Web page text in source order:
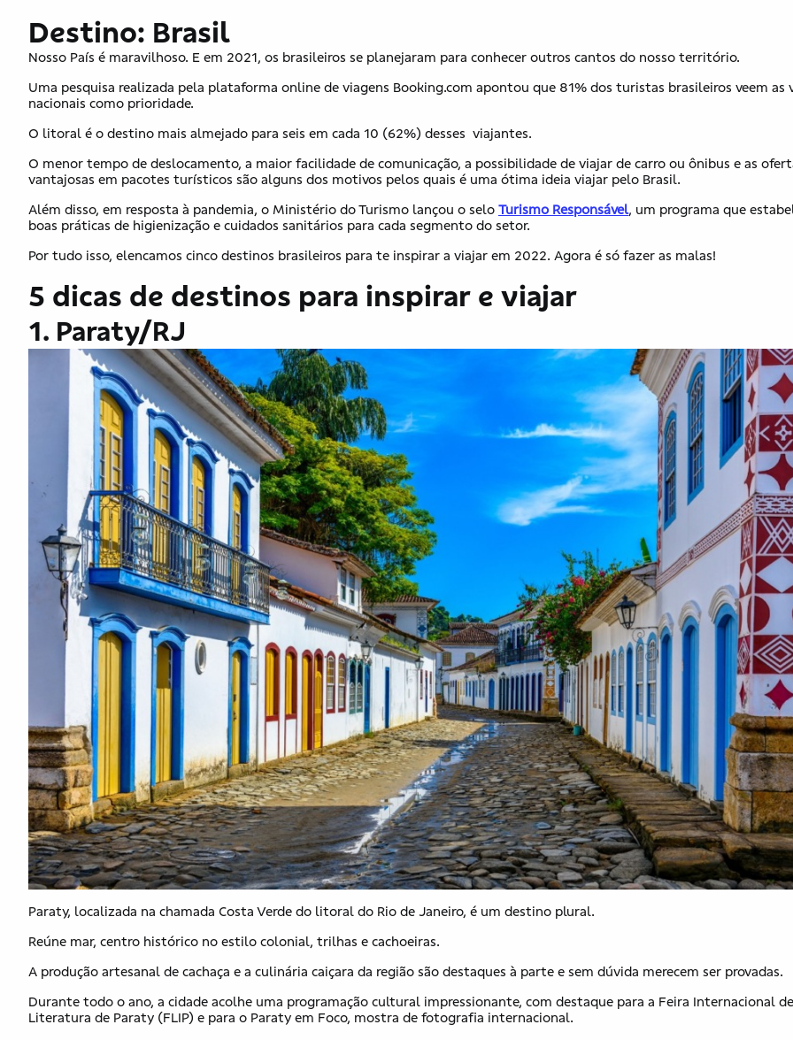
Destino: Brasil
Nosso País é maravilhoso. E em 2021, os brasileiros se planejaram para conhecer outros cantos do nosso território.
Uma pesquisa realizada pela plataforma online de viagens Booking.com apontou que 81% dos turistas brasileiros veem as
nacionais como prioridade.
O litoral é o destino mais almejado para seis em cada 10 (62%) desses viajantes.
O menor tempo de deslocamento, a maior facilidade de comunicação, a possibilidade de viajar de carro ou ônibus e as
vantajosas em pacotes turísticos são alguns dos motivos pelos quais é uma ótima ideia viajar pelo Brasil.
Além disso, em resposta à pandemia, o Ministério do Turismo lançou o selo Turismo Responsável, um programa que
boas práticas de higienização e cuidados sanitários para cada segmento do setor.
Por tudo isso, elencamos cinco destinos brasileiros para te inspirar a viajar em 2022. Agora é só fazer as malas!
5 dicas de destinos para inspirar e viajar
1. Paraty/RJ
Paraty, localizada na chamada Costa Verde do litoral do Rio de Janeiro, é um destino plural.
Reúne mar, centro histórico no estilo colonial, trilhas e cachoeiras.
A produção artesanal de cachaça e a culinária caiçara da região são destaques à parte e sem dúvida merecem ser provadas.
Durante todo o ano, a cidade acolhe uma programação cultural impressionante, com destaque para a Feira Internacional de
Literatura de Paraty (FLIP) e para o Paraty em Foco, mostra de fotografia internacional.